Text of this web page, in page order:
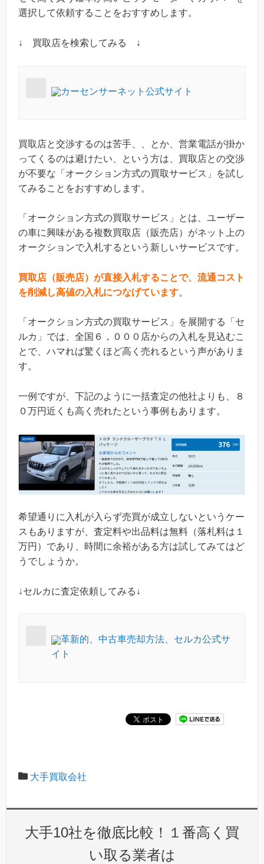
選択して依頼することをおすすめします。
↓ 買取店を検索してみる ↓
カーセンサーネット公式サイト
買取店と交渉するのは苦手、、とか、営業電話が掛か
ってくるのは避けたい、という方は、買取店との交渉
が不要な「オークション方式の買取サービス」を試し
てみることをおすすめします。
「オークション方式の買取サービス」とは、ユーザー
の車に興味がある複数買取店（販売店）がネット上の
オークションで入札するという新しいサービスです。
買取店（販売店）が直接入札することで、流通コスト
を削減し高値の入札につなげています。
「オークション方式の買取サービス」を展開する「セ
ルカ」では、全国６，０００店からの入札を見込むこ
とで、ハマれば驚くほど高く売れるという声がありま
す。
一例ですが、下記のように一括査定の他社よりも、８
０万円近くも高く売れたという事例もあります。
希望通りに入札が入らず売買が成立しないというケー
スもありますが、査定料や出品料は無料（落札料は１
万円）であり、時間に余裕がある方は試してみてはど
うでしょうか。
↓セルカに査定依頼してみる↓
革新的、中古車売却方法、セルカ公式サ
イト
大手買取会社
大手10社を徹底比較！１番高く買
い取る業者は